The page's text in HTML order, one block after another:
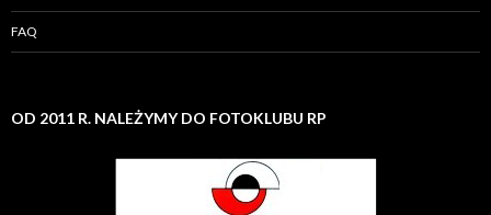
FAQ
OD 2011 R. NALEŻYMY DO FOTOKLUBU RP